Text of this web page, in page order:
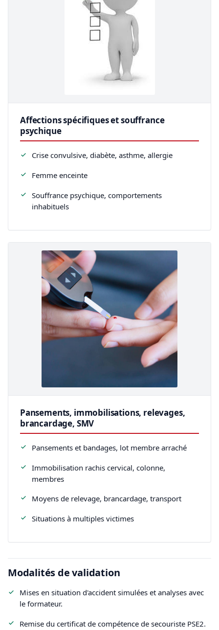
Affections spécifiques et souffrance
psychique
Crise convulsive, diabète, asthme, allergie
Femme enceinte
Souffrance psychique, comportements
inhabituels
Pansements, immobilisations, relevages,
brancardage, SMV
Pansements et bandages, lot membre arraché
Immobilisation rachis cervical, colonne,
membres
Moyens de relevage, brancardage, transport
Situations à multiples victimes
Modalités de validation
Mises en situation d'accident simulées et analyses avec
le formateur.
Remise du certificat de compétence de secouriste PSE2.